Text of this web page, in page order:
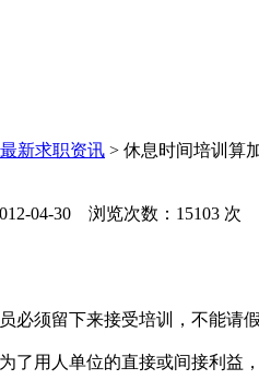
新求职资讯 > 休息时间培训算
04-30 浏览次数： 15103 次
须留下来接受培训，不能请
了用人单位的直接或间接利益